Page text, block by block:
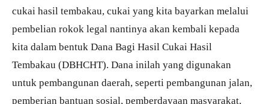
cukai hasil tembakau, cukai yang kita bayarkan melalui
pembelian rokok legal nantinya akan kembali kepada
kita dalam bentuk Dana Bagi Hasil Cukai Hasil
Tembakau (DBHCHT). Dana inilah yang digunakan
untuk pembangunan daerah, seperti pembangunan jalan,
pemberian bantuan sosial, pemberdayaan masyarakat,